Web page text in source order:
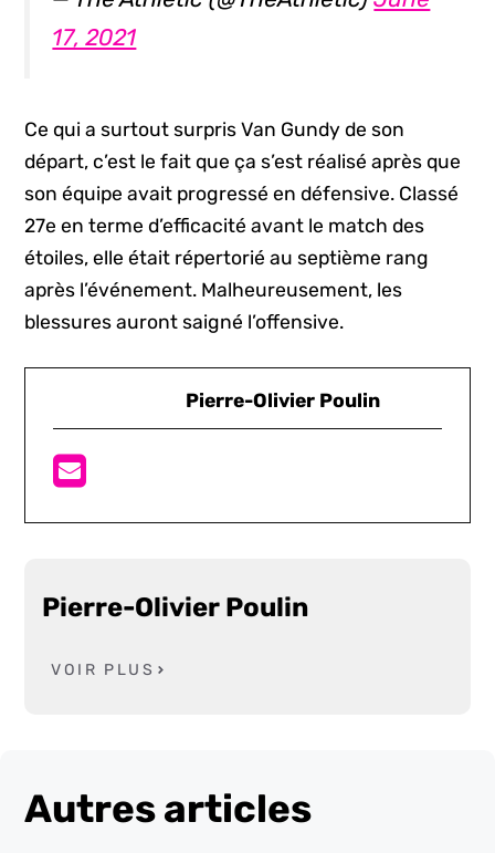
17, 2021
Ce qui a surtout surpris Van Gundy de son
départ, c’est le fait que ça s’est réalisé après que
son équipe avait progressé en défensive. Classé
27e en terme d’efficacité avant le match des
étoiles, elle était répertorié au septième rang
après l’événement. Malheureusement, les
blessures auront saigné l’offensive.
Pierre-Olivier Poulin
Pierre-Olivier Poulin
VOIR PLUS
Autres articles